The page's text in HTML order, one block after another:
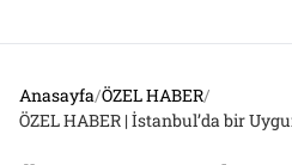
Anasayfa/ÖZEL HABER/